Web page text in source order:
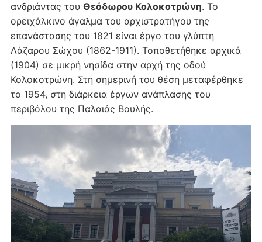
ανδριάντας του Θεόδωρου Κολοκοτρώνη. Το
ορειχάλκινο άγαλμα του αρχιστρατήγου της
επανάστασης του 1821 είναι έργο του γλύπτη
Λάζαρου Σώχου (1862-1911). Τοποθετήθηκε αρχικά
(1904) σε μικρή νησίδα στην αρχή της οδού
Κολοκοτρώνη. Στη σημερινή του θέση μεταφέρθηκε
το 1954, στη διάρκεια έργων ανάπλασης του
περιβόλου της Παλαιάς Βουλής.